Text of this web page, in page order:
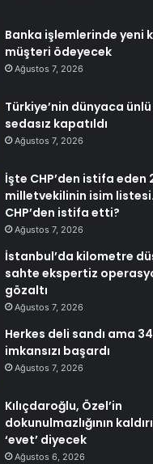
Banka işlemlerinde yeni
müşteri ödeyecek
Ağustos 7, 2026
Türkiye’nin dünyaca
sedasız kapatıldı
Ağustos 7, 2026
İşte CHP’den istifa eden
milletvekilinin isim
CHP’den istifa etti?
Ağustos 7, 2026
İstanbul’da kilometre
sahte ekspertiz
gözaltı
Ağustos 7, 2026
Herkes deli sandı ama
imkansızı başardı
Ağustos 7, 2026
Kılıçdaroğlu, Özel’in
dokunulmazlığının
‘evet’ diyecek
Ağustos 6, 2026